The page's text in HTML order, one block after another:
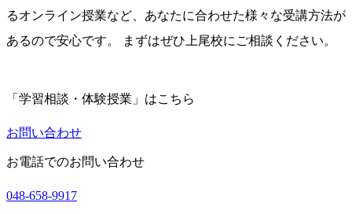
るオンライン授業など、あなたに合わせた様々な受講方法が
あるので安心です。 まずはぜひ上尾校にご相談ください。
「学習相談・体験授業」はこちら
お問い合わせ
お電話でのお問い合わせ
048-658-9917